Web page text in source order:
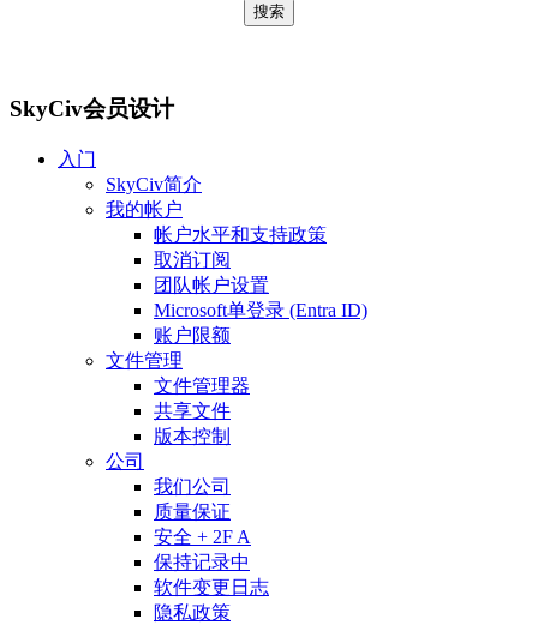
SkyCiv会员设计
入门
SkyCiv简介
我的帐户
帐户水平和支持政策
取消订阅
团队帐户设置
Microsoft单登录 (Entra ID)
账户限额
文件管理
文件管理器
共享文件
版本控制
公司
我们公司
质量保证
安全 + 2F A
保持记录中
软件变更日志
隐私政策